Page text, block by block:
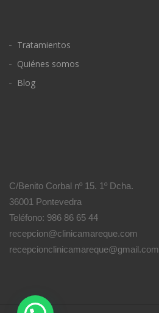
Tratamientos
Quiénes somos
Blog
C/Benito Corbal nº 15. 1º Dcha.
36001 Pontevedra
Teléfono: 986 86 65 44
recepcion@clinicamareque.com
recepcionclinicamareque@gmail.com